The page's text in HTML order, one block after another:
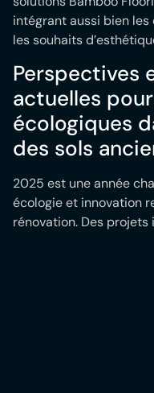
intégrant aussi bien
les souhaits
Perspectives
actuelles
écologiques
des sols
2025 est une année
écologie et innovation
rénovation. Des